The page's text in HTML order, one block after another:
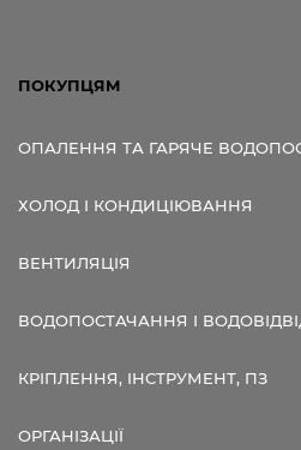
ПОКУПЦЯМ
ОПАЛЕННЯ ТА ГАРЯЧЕ
ХОЛОД І КОНДИЦІЮВАННЯ
ВЕНТИЛЯЦІЯ
ВОДОПОСТАЧАННЯ І
КРІПЛЕННЯ, ІНСТРУМЕНТ, ПЗ
ОРГАНІЗАЦІЇ